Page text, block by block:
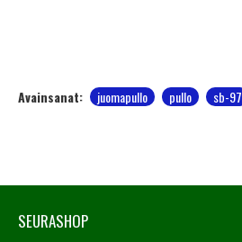
Avainsanat: juomapullo pullo sb-97
SEURASHOP